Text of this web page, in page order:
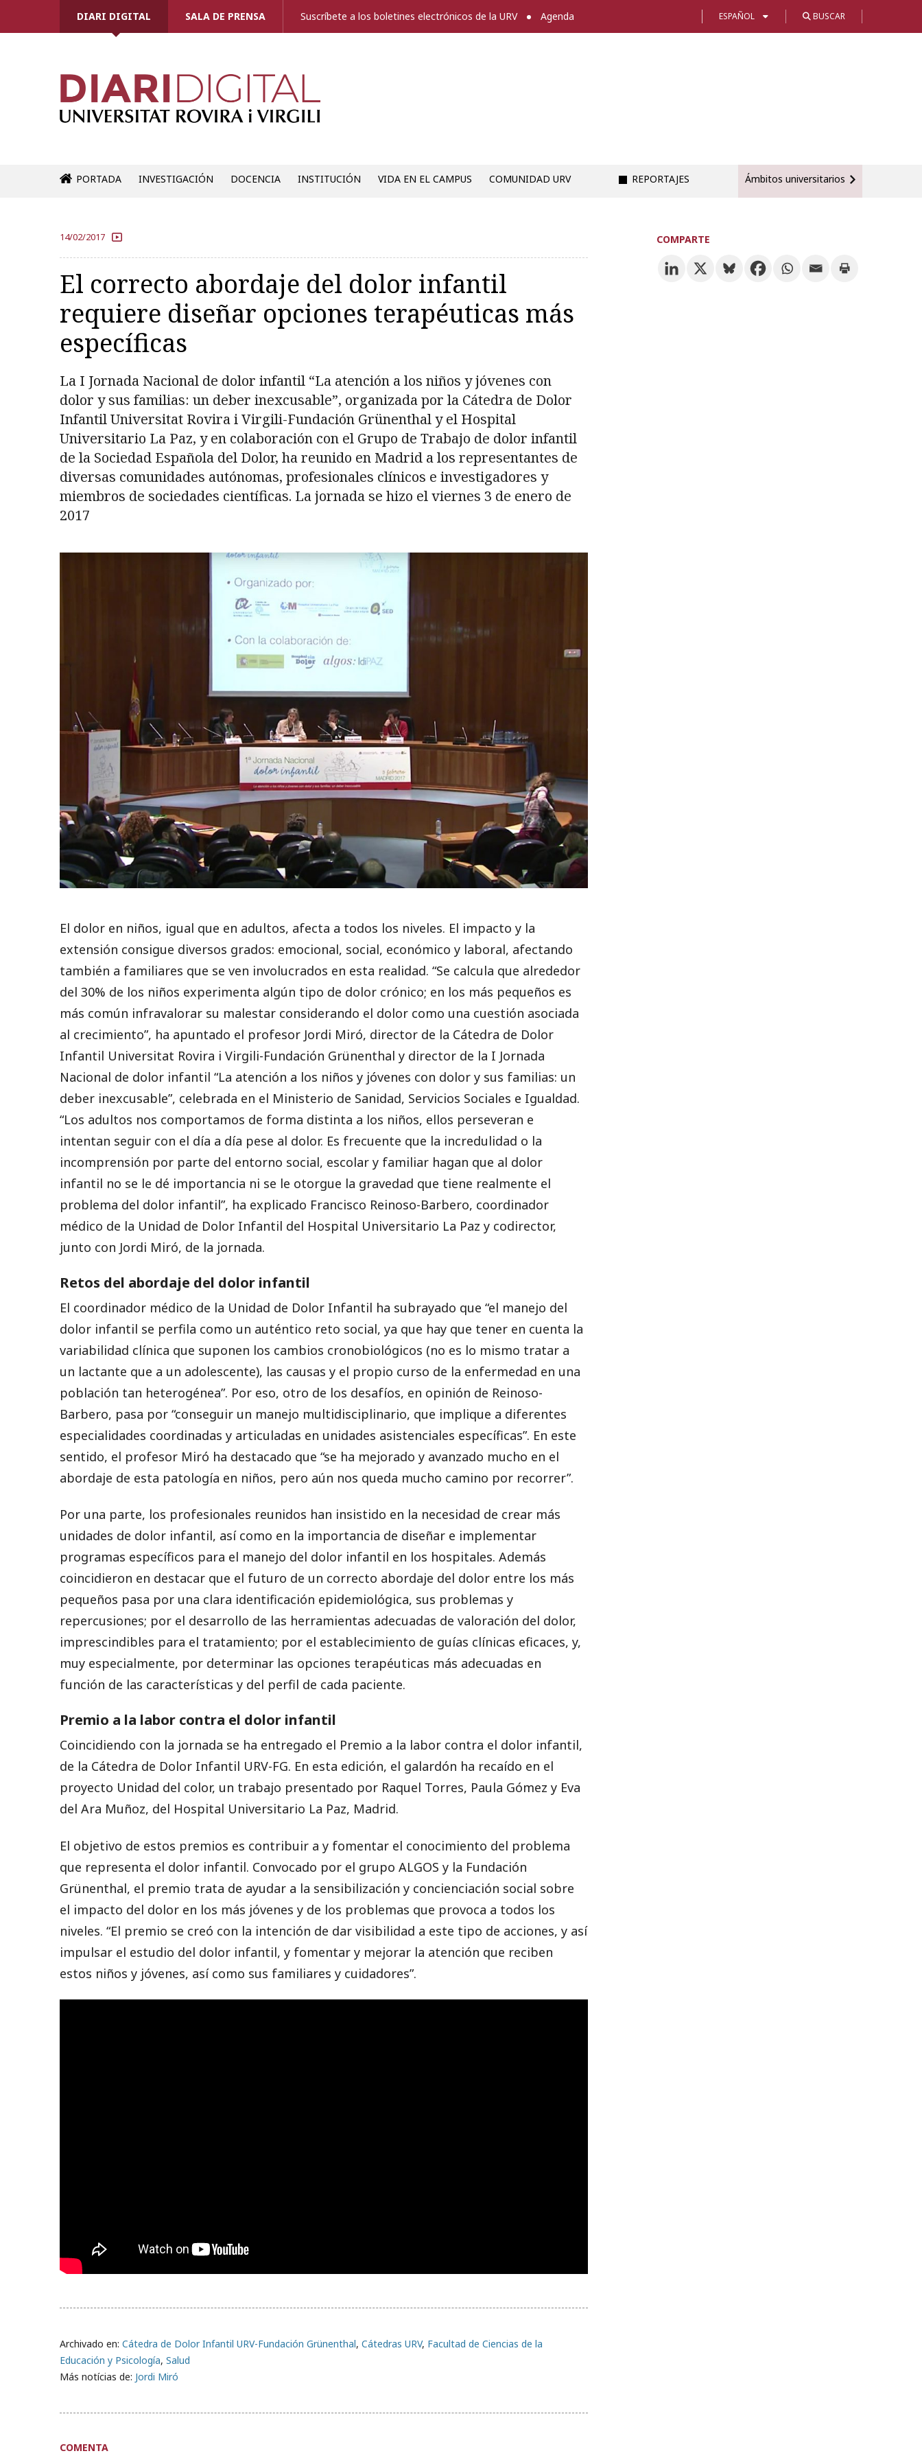
DIARI DIGITAL SALA DE PRENSA Suscríbete a los boletines electrónicos de la URV Agenda ESPAÑOL BUSCAR
PORTADA INVESTIGACIÓN DOCENCIA INSTITUCIÓN VIDA EN EL CAMPUS COMUNIDAD URV REPORTAJES Ámbitos universitarios
14/02/2017
El correcto abordaje del dolor infantil
requiere diseñar opciones terapéuticas más
específicas
La I Jornada Nacional de dolor infantil “La atención a los niños y jóvenes con
dolor y sus familias: un deber inexcusable”, organizada por la Cátedra de Dolor
Infantil Universitat Rovira i Virgili-Fundación Grünenthal y el Hospital
Universitario La Paz, y en colaboración con el Grupo de Trabajo de dolor infantil
de la Sociedad Española del Dolor, ha reunido en Madrid a los representantes de
diversas comunidades autónomas, profesionales clínicos e investigadores y
miembros de sociedades científicas. La jornada se hizo el viernes 3 de enero de
2017
El dolor en niños, igual que en adultos, afecta a todos los niveles. El impacto y la
extensión consigue diversos grados: emocional, social, económico y laboral, afectando
también a familiares que se ven involucrados en esta realidad. “Se calcula que alrededor
del 30% de los niños experimenta algún tipo de dolor crónico; en los más pequeños es
más común infravalorar su malestar considerando el dolor como una cuestión asociada
al crecimiento”, ha apuntado el profesor Jordi Miró, director de la Cátedra de Dolor
Infantil Universitat Rovira i Virgili-Fundación Grünenthal y director de la I Jornada
Nacional de dolor infantil “La atención a los niños y jóvenes con dolor y sus familias: un
deber inexcusable”, celebrada en el Ministerio de Sanidad, Servicios Sociales e Igualdad.
“Los adultos nos comportamos de forma distinta a los niños, ellos perseveran e
intentan seguir con el día a día pese al dolor. Es frecuente que la incredulidad o la
incomprensión por parte del entorno social, escolar y familiar hagan que al dolor
infantil no se le dé importancia ni se le otorgue la gravedad que tiene realmente el
problema del dolor infantil”, ha explicado Francisco Reinoso-Barbero, coordinador
médico de la Unidad de Dolor Infantil del Hospital Universitario La Paz y codirector,
junto con Jordi Miró, de la jornada.
Retos del abordaje del dolor infantil
El coordinador médico de la Unidad de Dolor Infantil ha subrayado que “el manejo del
dolor infantil se perfila como un auténtico reto social, ya que hay que tener en cuenta la
variabilidad clínica que suponen los cambios cronobiológicos (no es lo mismo tratar a
un lactante que a un adolescente), las causas y el propio curso de la enfermedad en una
población tan heterogénea”. Por eso, otro de los desafíos, en opinión de Reinoso-
Barbero, pasa por “conseguir un manejo multidisciplinario, que implique a diferentes
especialidades coordinadas y articuladas en unidades asistenciales específicas”. En este
sentido, el profesor Miró ha destacado que “se ha mejorado y avanzado mucho en el
abordaje de esta patología en niños, pero aún nos queda mucho camino por recorrer”.
Por una parte, los profesionales reunidos han insistido en la necesidad de crear más
unidades de dolor infantil, así como en la importancia de diseñar e implementar
programas específicos para el manejo del dolor infantil en los hospitales. Además
coincidieron en destacar que el futuro de un correcto abordaje del dolor entre los más
pequeños pasa por una clara identificación epidemiológica, sus problemas y
repercusiones; por el desarrollo de las herramientas adecuadas de valoración del dolor,
imprescindibles para el tratamiento; por el establecimiento de guías clínicas eficaces, y,
muy especialmente, por determinar las opciones terapéuticas más adecuadas en
función de las características y del perfil de cada paciente.
Premio a la labor contra el dolor infantil
Coincidiendo con la jornada se ha entregado el Premio a la labor contra el dolor infantil,
de la Cátedra de Dolor Infantil URV-FG. En esta edición, el galardón ha recaído en el
proyecto Unidad del color, un trabajo presentado por Raquel Torres, Paula Gómez y Eva
del Ara Muñoz, del Hospital Universitario La Paz, Madrid.
El objetivo de estos premios es contribuir a y fomentar el conocimiento del problema
que representa el dolor infantil. Convocado por el grupo ALGOS y la Fundación
Grünenthal, el premio trata de ayudar a la sensibilización y concienciación social sobre
el impacto del dolor en los más jóvenes y de los problemas que provoca a todos los
niveles. “El premio se creó con la intención de dar visibilidad a este tipo de acciones, y así
impulsar el estudio del dolor infantil, y fomentar y mejorar la atención que reciben
estos niños y jóvenes, así como sus familiares y cuidadores”.
Archivado en: Cátedra de Dolor Infantil URV-Fundación Grünenthal, Cátedras URV, Facultad de Ciencias de la
Educación y Psicología, Salud
Más notícias de: Jordi Miró
COMENTA
COMPARTE